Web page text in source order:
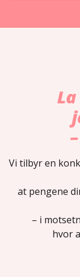
Vi tilbyr en
at pengene
– i
hvor